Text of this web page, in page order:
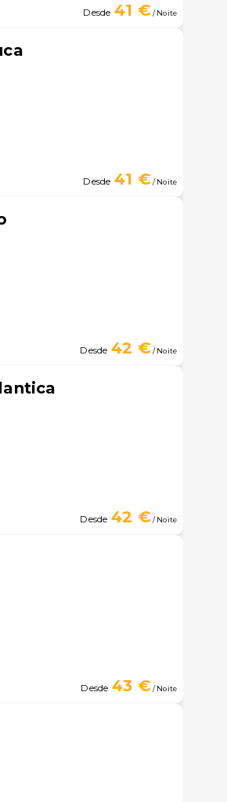
Desde 41 €/ Noite
Desde 41 €/ Noite
Desde 42 €/ Noite
Desde 42 €/ Noite
Desde 43 €/ Noite